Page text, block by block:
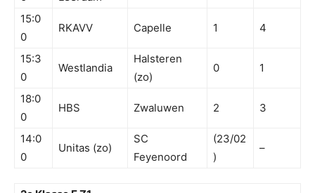
15:0
0
RKAVV Capelle 1 4
15:3
0
Westlandia
Halsteren
(zo)
0 1
18:0
0
HBS Zwaluwen 2 3
14:0
0
Unitas (zo)
SC
Feyenoord
(23/02
)
–